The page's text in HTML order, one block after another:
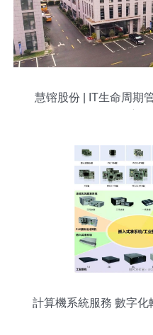
慧镕股份 | IT生命周期
計算機系統服務 數字